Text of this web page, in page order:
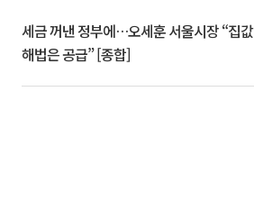
세금 꺼낸 정부에…오세훈 서울시장 “집값
해법은 공급” [종합]